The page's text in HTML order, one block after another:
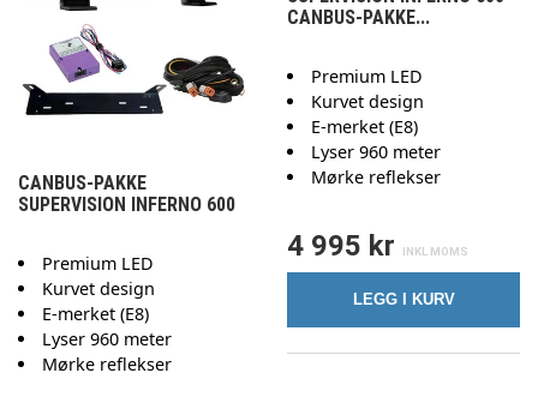
CANBUS-PAKKE
SUPERVISION INFERNO 600
Premium LED
Kurvet design
E-merket (E8)
Lyser 960 meter
Mørke reflekser
CANBUS-PAKKE...
Premium LED
Kurvet design
E-merket (E8)
Lyser 960 meter
Mørke reflekser
4 995 kr
LEGG I KURV